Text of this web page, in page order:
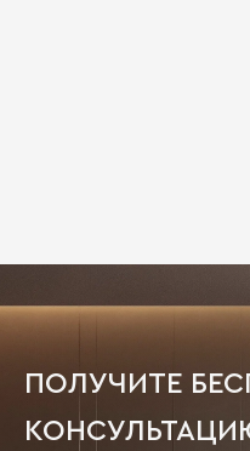
ПОЛУЧИТЕ